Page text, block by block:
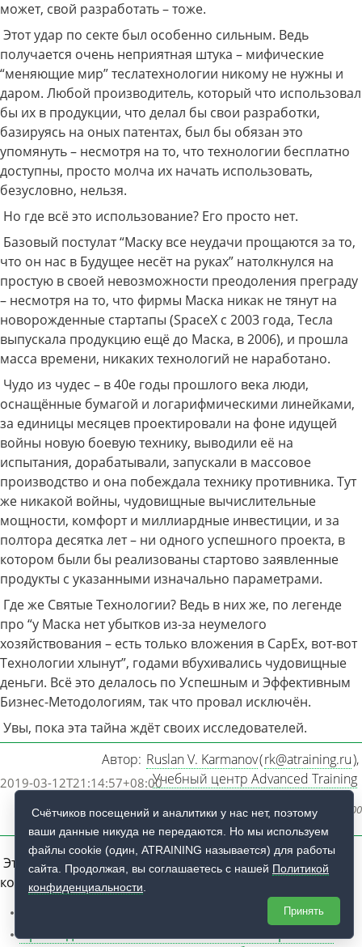
может, свой разработать – тоже.
Этот удар по секте был особенно сильным. Ведь
получается очень неприятная штука – мифические
“меняющие мир” теслатехнологии никому не нужны и
даром. Любой производитель, который что использовал
бы их в продукции, что делал бы свои разработки,
базируясь на оных патентах, был бы обязан это
упомянуть – несмотря на то, что технологии бесплатно
доступны, просто молча их начать использовать,
безусловно, нельзя.
Но где всё это использование? Его просто нет.
Базовый постулат “Маску все неудачи прощаются за то,
что он нас в Будущее несёт на руках” натолкнулся на
простую в своей невозможности преодоления преграду
– несмотря на то, что фирмы Маска никак не тянут на
новорожденные стартапы (SpaceX с 2003 года, Тесла
выпускала продукцию ещё до Маска, в 2006), и прошла
масса времени, никаких технологий не наработано.
Чудо из чудес – в 40е годы прошлого века люди,
оснащённые бумагой и логарифмическими линейками,
за единицы месяцев проектировали на фоне идущей
войны новую боевую технику, выводили её на
испытания, дорабатывали, запускали в массовое
производство и она побеждала технику противника. Тут
же никакой войны, чудовищные вычислительные
мощности, комфорт и миллиардные инвестиции, и за
полтора десятка лет – ни одного успешного проекта, в
котором были бы реализованы стартово заявленные
продукты с указанными изначально параметрами.
Где же Святые Технологии? Ведь в них же, по легенде
про “у Маска нет убытков из-за неумелого
хозяйствования – есть только вложения в CapEx, вот-вот
Технологии хлынут”, годами вбухивались чудовищные
деньги. Всё это делалось по Успешным и Эффективным
Бизнес-Методологиям, так что провал исключён.
Увы, пока эта тайна ждёт своих исследователей.
Автор: Ruslan V. Karmanov(rk@atraining.ru),
Учебный центр Advanced Training
2019-03-12T21:14:57+08:00
Дата последнего редактирования текста:2019-03-12T21:14:57+08:00
Это - статья из мини-цикла "Прикладная Маскология", в
котором есть и другие:
Прикладная маскология – Метро и санитары
Прикладная маскология – Спасение Австралии от
Счётчиков посещений и аналитики у нас нет, поэтому
ваши данные никуда не передаются. Но мы используем
файлы cookie (один, ATRAINING называется) для работы
сайта. Продолжая, вы соглашаетесь с нашей Политикой
конфиденциальности
Принять